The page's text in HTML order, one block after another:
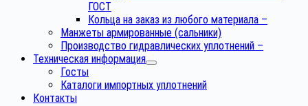
ГОСТ
Кольца на заказ из любого материала –
Манжеты армированные (сальники)
Производство гидравлических уплотнений –
Техническая информация
Госты
Каталоги импортных уплотнений
Контакты